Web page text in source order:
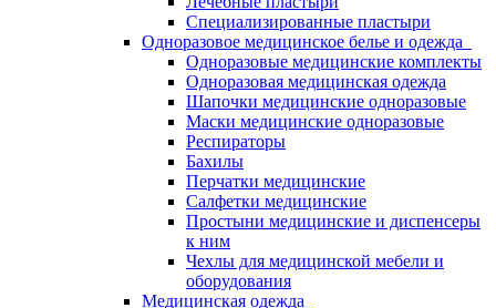
Специализированные пластыри
Одноразовое медицинское белье и одежда
Одноразовые медицинские комплекты
Одноразовая медицинская одежда
Шапочки медицинские одноразовые
Маски медицинские одноразовые
Респираторы
Бахилы
Перчатки медицинские
Салфетки медицинские
Простыни медицинские и диспенсеры
к ним
Чехлы для медицинской мебели и
оборудования
Медицинская одежда